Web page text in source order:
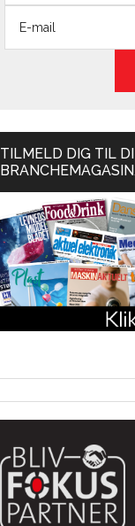
TILMELD DIG TIL